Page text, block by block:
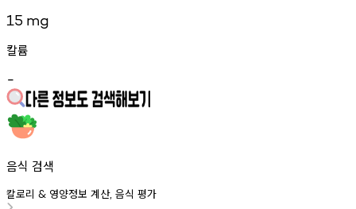
15 mg
칼륨
-
음식 검색
칼로리 & 영양정보 계산, 음식 평가